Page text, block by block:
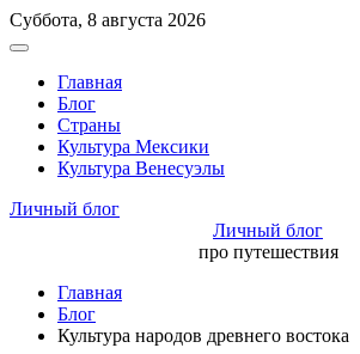
Перейти
к
Суббота, 8 августа 2026
Вне
холстаГлавная
Блог
Страны
Культура Мексики
Культура Венесуэлы
Личный блог
Личный блог
про путешествия
Главная
Блог
Культура народов древнего востока